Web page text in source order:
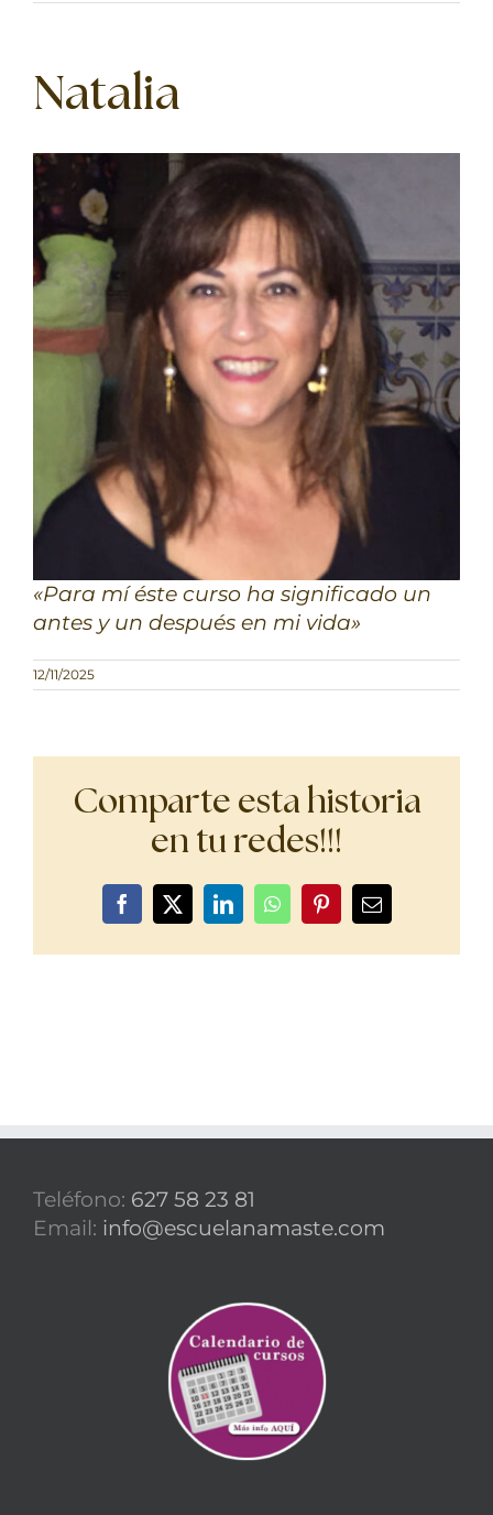
Natalia
«Para mí éste curso ha significado un
antes y un después en mi vida»
12/11/2025
Comparte esta historia
en tu redes!!!
Facebook
X LinkedInWhatsAppPinterestCorreo
Teléfono: 627 58 23 81
Email: info@escuelanamaste.com